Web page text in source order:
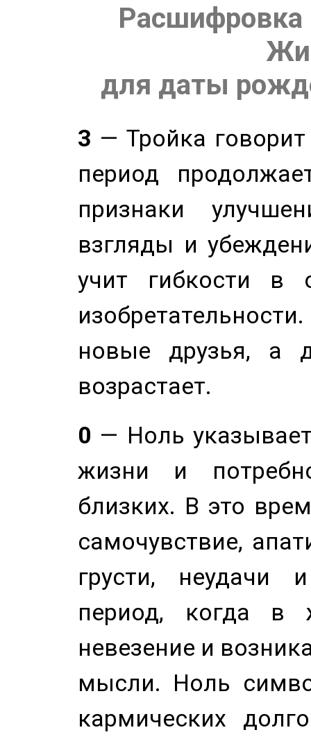
Расшифровка
для даты
3 — Тройка
период
признаки
взгляды и
учит гибкости в
новые друзья, а
возрастает.
0 — Ноль
жизни и
близких. В это
самочувствие,
грусти, неудачи
период, когда в
невезение и
мысли. Ноль
кармических